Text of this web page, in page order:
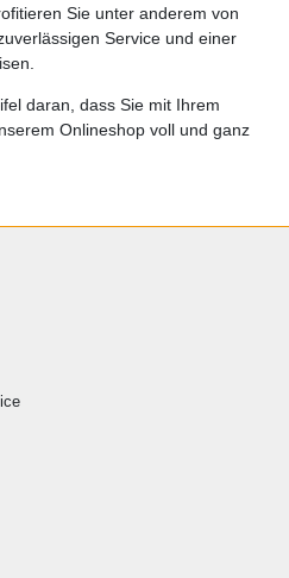
Sie unter anderem von
Service und einer
daran, dass Sie mit Ihrem
Onlineshop voll und ganz